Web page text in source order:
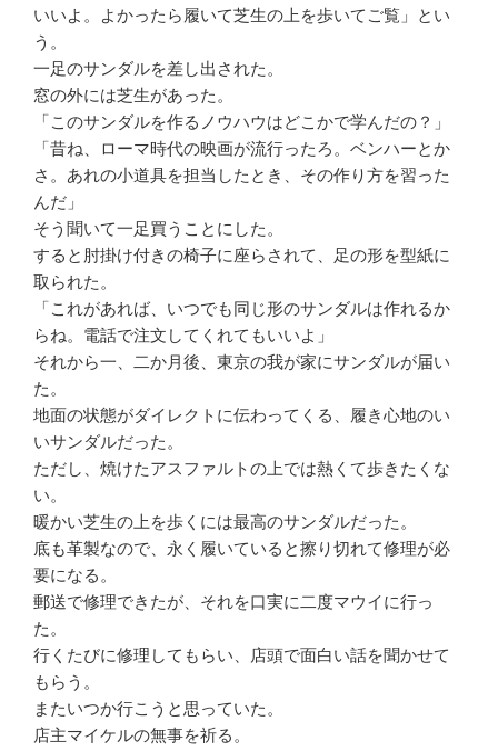
いいよ。よかったら履いて芝生の上を歩いてご覧」とい
う。
一足のサンダルを差し出された。
窓の外には芝生があった。
「このサンダルを作るノウハウはどこかで学んだの？」
「昔ね、ローマ時代の映画が流行ったろ。ベンハーとか
さ。あれの小道具を担当したとき、その作り方を習った
んだ」
そう聞いて一足買うことにした。
すると肘掛け付きの椅子に座らされて、足の形を型紙に
取られた。
「これがあれば、いつでも同じ形のサンダルは作れるか
らね。電話で注文してくれてもいいよ」
それから一、二か月後、東京の我が家にサンダルが届い
た。
地面の状態がダイレクトに伝わってくる、履き心地のい
いサンダルだった。
ただし、焼けたアスファルトの上では熱くて歩きたくな
い。
暖かい芝生の上を歩くには最高のサンダルだった。
底も革製なので、永く履いていると擦り切れて修理が必
要になる。
郵送で修理できたが、それを口実に二度マウイに行っ
た。
行くたびに修理してもらい、店頭で面白い話を聞かせて
もらう。
またいつか行こうと思っていた。
店主マイケルの無事を祈る。